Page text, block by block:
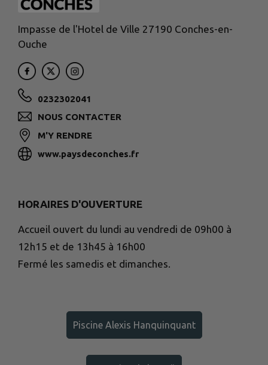
Impasse de l'Hotel de Ville 27190 Conches-en-
Ouche
0232302041
NOUS CONTACTER
M'Y RENDRE
www.paysdeconches.fr
HORAIRES D'OUVERTURE
Accueil ouvert du lundi au vendredi de 09h00 à
12h15 et de 13h45 à 16h00
Fermé les samedis et dimanches.
Piscine Alexis Hanquinquant